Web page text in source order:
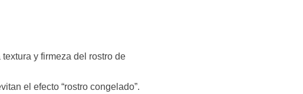
y firmeza del rostro de
el efecto “rostro congelado”.